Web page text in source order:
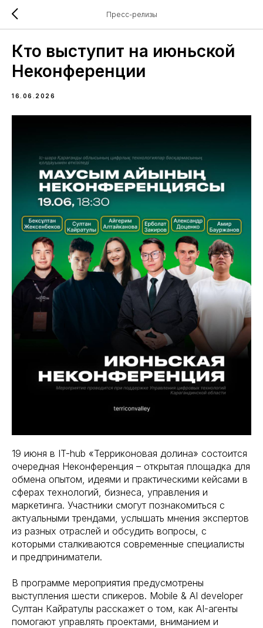
Пресс-релизы
Кто выступит на июньской
Неконференции
16.06.2026
19 июня в IT-hub «Терриконовая долина» состоится
очередная Неконференция – открытая площадка для
обмена опытом, идеями и практическими кейсами в
сферах технологий, бизнеса, управления и
маркетинга. Участники смогут познакомиться с
актуальными трендами, услышать мнения экспертов
из разных отраслей и обсудить вопросы, с
которыми сталкиваются современные специалисты
и предприниматели.
В программе мероприятия предусмотрены
выступления шести спикеров. Mobile & AI developer
Султан Кайратулы расскажет о том, как AI-агенты
помогают управлять проектами, вниманием и